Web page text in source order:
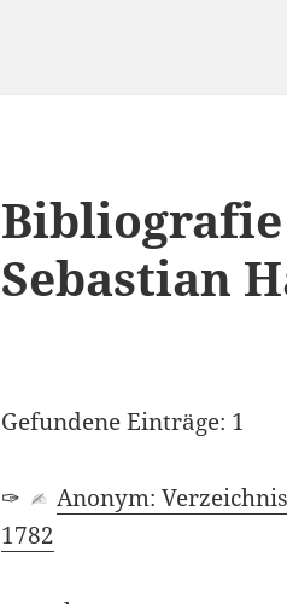
Sebastian
Gefundene Einträge: 1
✑
Anonym:
1782